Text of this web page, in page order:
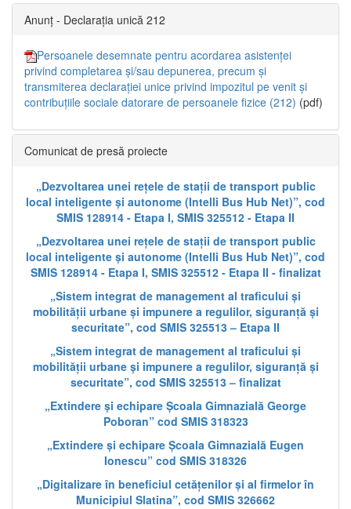
Anunț - Declarația unică 212
Persoanele desemnate pentru acordarea asistenței
privind completarea și/sau depunerea, precum și
transmiterea declarației unice privind impozitul pe venit și
contribuțiile sociale datorare de persoanele fizice (212) (pdf)
Comunicat de presă proiecte
„Dezvoltarea unei rețele de stații de transport public
local inteligente și autonome (Intelli Bus Hub Net)”, cod
SMIS 128914 - Etapa I, SMIS 325512 - Etapa II
„Dezvoltarea unei rețele de stații de transport public
local inteligente și autonome (Intelli Bus Hub Net)”, cod
SMIS 128914 - Etapa I, SMIS 325512 - Etapa II - finalizat
„Sistem integrat de management al traficului și
mobilității urbane și impunere a regulilor, siguranță și
securitate”, cod SMIS 325513 – Etapa II
„Sistem integrat de management al traficului și
mobilității urbane și impunere a regulilor, siguranță și
securitate”, cod SMIS 325513 – finalizat
„Extindere și echipare Școala Gimnazială George
Poboran” cod SMIS 318323
„Extindere și echipare Școala Gimnazială Eugen
Ionescu” cod SMIS 318326
„Digitalizare în beneficiul cetățenilor și al firmelor în
Municipiul Slatina”, cod SMIS 326662